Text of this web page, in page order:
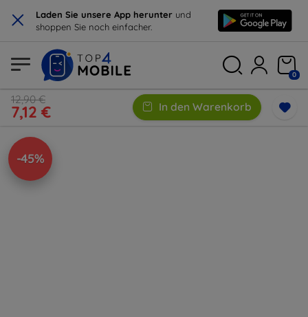
× Laden Sie unsere App herunter und
shoppen Sie noch einfacher.
0
12,90 €
7,12 € In den Warenkorb
-45%